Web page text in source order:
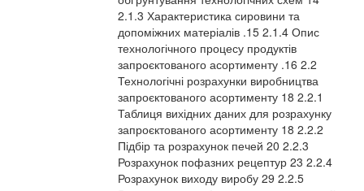
2.1.3 Характеристика сировини та
допоміжних матеріалів .15 2.1.4 Опис
технологічного процесу продуктів
запроєктованого асортименту .16 2.2
Технологічні розрахунки виробництва
запроєктованого асортименту 18 2.2.1
Таблиця вихідних даних для розрахунку
запроєктованого асортименту 18 2.2.2
Підбір та розрахунок печей 20 2.2.3
Розрахунок пофазних рецептур 23 2.2.4
Розрахунок виходу виробу 29 2.2.5